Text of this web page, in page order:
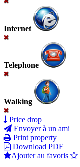
Internet
Telephone
Walking
Price drop
Envoyer à un ami
Print property
Download PDF
Ajouter au favoris